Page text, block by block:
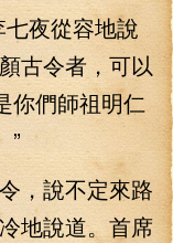
夜從容地說
古令者，可以
你們師祖明仁
”
說不定來路
地說道。首席